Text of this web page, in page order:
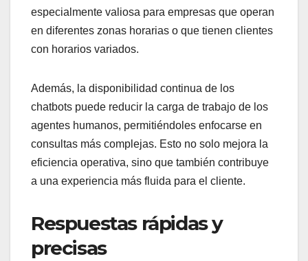
especialmente valiosa para empresas que operan
en diferentes zonas horarias o que tienen clientes
con horarios variados.
Además, la disponibilidad continua de los
chatbots puede reducir la carga de trabajo de los
agentes humanos, permitiéndoles enfocarse en
consultas más complejas. Esto no solo mejora la
eficiencia operativa, sino que también contribuye
a una experiencia más fluida para el cliente.
Respuestas rápidas y
precisas